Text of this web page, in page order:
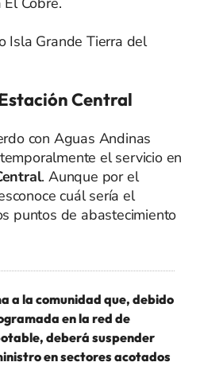
Isla Grande Tierra del
Central
con Aguas Andinas
el servicio en
. Aunque por el
cuál sería el
puntos de abastecimiento
a la comunidad que, debido
en la red de
deberá suspender
en sectores acotados